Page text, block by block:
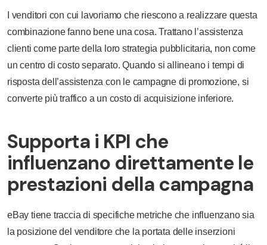
I venditori con cui lavoriamo che riescono a realizzare questa
combinazione fanno bene una cosa. Trattano l’assistenza
clienti come parte della loro strategia pubblicitaria, non come
un centro di costo separato. Quando si allineano i tempi di
risposta dell’assistenza con le campagne di promozione, si
converte più traffico a un costo di acquisizione inferiore.
Supporta i KPI che
influenzano direttamente le
prestazioni della campagna
eBay tiene traccia di specifiche metriche che influenzano sia
la posizione del venditore che la portata delle inserzioni